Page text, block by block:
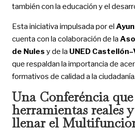
también con la educación y el
Esta iniciativa impulsada por el
cuenta con la colaboración de la
de Nules y de la UNED
que respaldan la importancia de
formativos de calidad a la ciudadanía.
Una Conferéncia
herramientas reales
llenar el